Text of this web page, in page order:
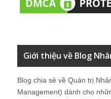
Giới thiệu về Blog
Blog chia sẻ về Quản trị
Management) dành cho